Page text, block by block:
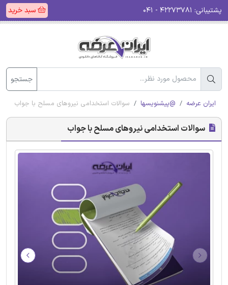
پشتیبانی: سبد خرید
جستجو
ایران عرضه @پیشنویسها سوالات استخدامی نیروهای مسلح با جواب
سوالات استخدامی نیروهای مسلح با جواب